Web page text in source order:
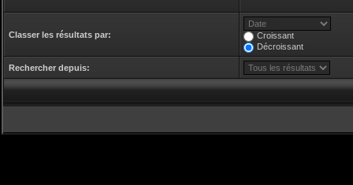
Classer les résultats par:
Croissant
Décroissant
Rechercher depuis: